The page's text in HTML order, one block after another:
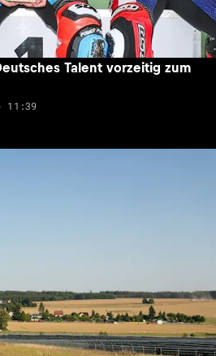
Talent vorzeitig zum
11:39